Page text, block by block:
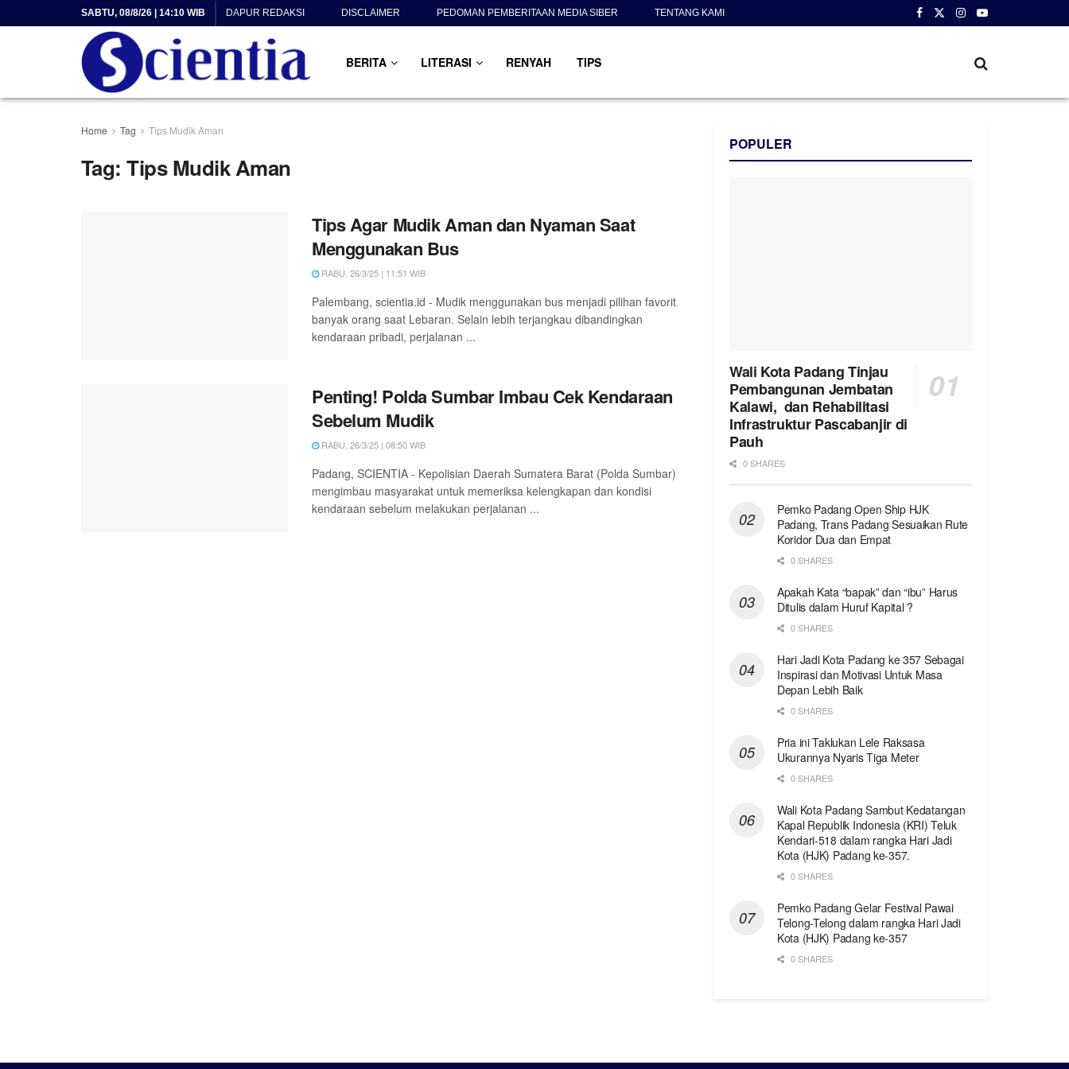
SABTU, 08/8/26 | 14:10 WIB DAPUR REDAKSI DISCLAIMER PEDOMAN PEMBERITAAN MEDIA SIBER TENTANG KAMI
BERITA LITERASI RENYAH TIPS
Home Tag Tips Mudik Aman
Tag:Tips Mudik Aman
Tips Agar Mudik Aman dan Nyaman Saat
Menggunakan Bus
RABU, 26/3/25 | 11:51 WIB
Palembang, scientia.id - Mudik menggunakan bus menjadi pilihan favorit
banyak orang saat Lebaran. Selain lebih terjangkau dibandingkan
kendaraan pribadi, perjalanan ...
Penting! Polda Sumbar Imbau Cek Kendaraan
Sebelum Mudik
RABU, 26/3/25 | 08:50 WIB
Padang, SCIENTIA - Kepolisian Daerah Sumatera Barat (Polda Sumbar)
mengimbau masyarakat untuk memeriksa kelengkapan dan kondisi
kendaraan sebelum melakukan perjalanan ...
POPULER
Wali Kota Padang Tinjau
Pembangunan Jembatan
Kalawi, dan Rehabilitasi
Infrastruktur Pascabanjir di
Pauh
0 SHARES
Pemko Padang Open Ship HJK
Padang, Trans Padang Sesuaikan Rute
Koridor Dua dan Empat
0 SHARES
Apakah Kata “bapak” dan “ibu” Harus
Ditulis dalam Huruf Kapital ?
0 SHARES
Hari Jadi Kota Padang ke 357 Sebagai
Inspirasi dan Motivasi Untuk Masa
Depan Lebih Baik
0 SHARES
Pria ini Taklukan Lele Raksasa
Ukurannya Nyaris Tiga Meter
0 SHARES
Wali Kota Padang Sambut Kedatangan
Kapal Republik Indonesia (KRI) Teluk
Kendari-518 dalam rangka Hari Jadi
Kota (HJK) Padang ke-357.
0 SHARES
Pemko Padang Gelar Festival Pawai
Telong-Telong dalam rangka Hari Jadi
Kota (HJK) Padang ke-357
0 SHARES